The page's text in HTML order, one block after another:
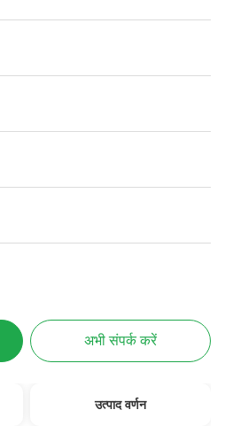
अभी संपर्क करें
उत्पाद वर्णन